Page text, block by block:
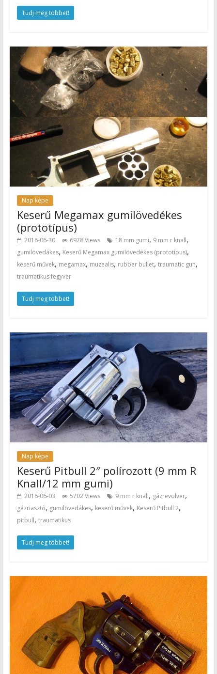
Tudj meg többet!
Nap képe
Keserű Megamax gumilövedékes
(prototípus)
2016-06-30 6978 Views 18 mm gumi, 9 mm r knall,
gumilövedákes, Keserű Megamax gumilövedékes (prototípus),
keserű művek, megamax, muzealis, rubber bullet, traumatic gun,
traumatikus fegyver
Tudj meg többet!
Nap képe
Keserű Pitbull 2″ polírozott (9 mm R
Knall/12 mm gumi)
2016-06-03 5702 Views 9 mm r knall, gázrevolver,
gázriasztó, gumilövedákes, keserű művek, Keserű Pitbull 2,
pitbull, traumatikus
Tudj meg többet!